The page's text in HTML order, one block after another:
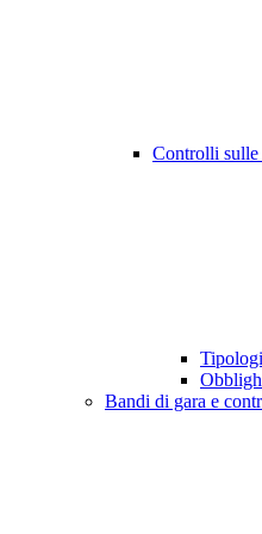
Controlli sulle
Bandi di gara e